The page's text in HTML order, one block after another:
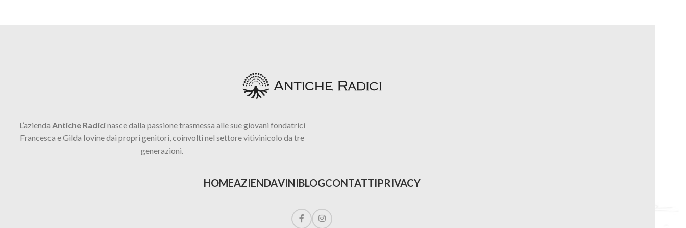
L’azienda Antiche Radicinasce dalla passione trasmessa alle sue giovani fondatrici
Francesca e Gilda Iovine dai propri genitori, coinvolti nel settore vitivinicolo da tre
generazioni.
HOMEAZIENDAVINIBLOGCONTATTIPRIVACY